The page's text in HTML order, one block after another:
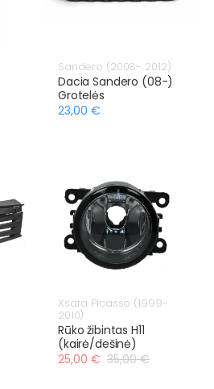
Sandero (2008- 2012)
Dacia Sandero (08-)
Grotelės
23,00 €
Xsara Picasso (1999-
2010)
Rūko žibintas H11
(kairė/dešinė)
25,00 € 35,00 €